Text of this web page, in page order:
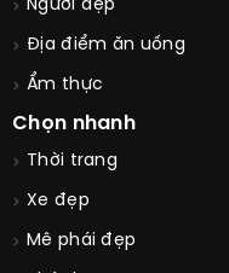
Người đẹp
Địa điểm ăn uống
Ẩm thực
Chọn nhanh
Thời trang
Xe đẹp
Mê phái đẹp